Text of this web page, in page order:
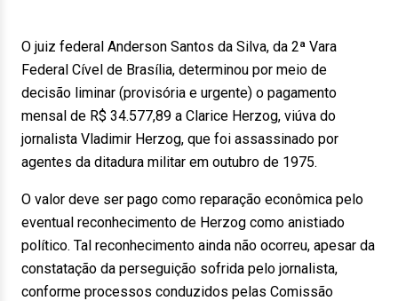
O juiz federal Anderson Santos da Silva, da 2ª Vara
Federal Cível de Brasília, determinou por meio de
decisão liminar (provisória e urgente) o pagamento
mensal de R$ 34.577,89 a Clarice Herzog, viúva do
jornalista Vladimir Herzog, que foi assassinado por
agentes da ditadura militar em outubro de 1975.
O valor deve ser pago como reparação econômica pelo
eventual reconhecimento de Herzog como anistiado
político. Tal reconhecimento ainda não ocorreu, apesar da
constatação da perseguição sofrida pelo jornalista,
conforme processos conduzidos pelas Comissão